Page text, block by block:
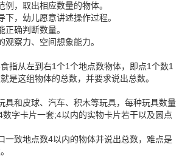
，取出相应数量的物体。
，幼儿愿意讲述操作过程。
确判断数量。
察力、空间想象能力。
从左到右1个1个地点数物体，即点1个数1
是这组物体的总数，并要求说出总数。
和皮球、汽车、积木等玩具，每种玩具数量
字卡片一套;4以内的实物卡片若干以及圆点
致地点数4以内的物体并说出总数，难点是